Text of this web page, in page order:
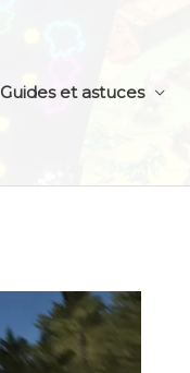
Guides et astuces